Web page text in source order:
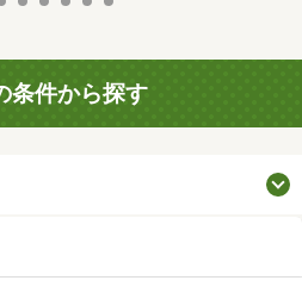
条件から探す